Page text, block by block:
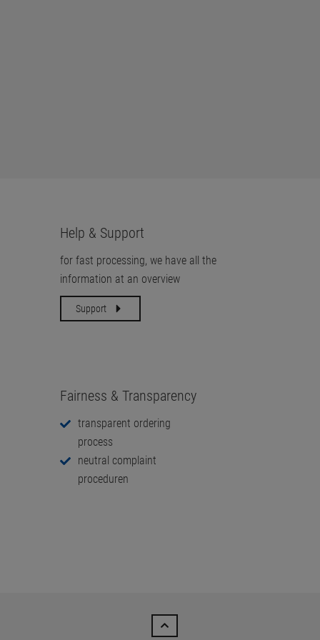
Help & Support
for fast processing, we have all the
information at an overview
Support
Fairness & Transparency
transparent ordering
process
neutral complaint
proceduren